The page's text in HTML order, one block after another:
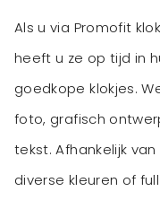
Als u via Promofit
heeft u ze op tijd in
goedkope klokjes.
foto, grafisch
tekst. Afhankelijk
diverse kleuren of